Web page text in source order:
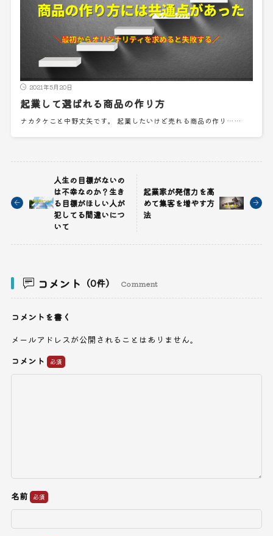
2021年5月20日
起業して選ばれる商品の作り方
ナカタケこと中野丈矢です。 起業したいけど売れる商品の作り……
人生の目標がないの
は不幸なのか？生き
る目標がほしい人が
犯してる間違いにつ
いて
起業家が発信力を高
めて集客を増やす方
法
コメント （0件） Comment
コメントを書く
メールアドレスが公開されることはありません。
コメント
名前